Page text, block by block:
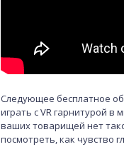
Следующее бесплатное
играть с VR гарнитурой
ваших товарищей нет
посмотреть, как чувство